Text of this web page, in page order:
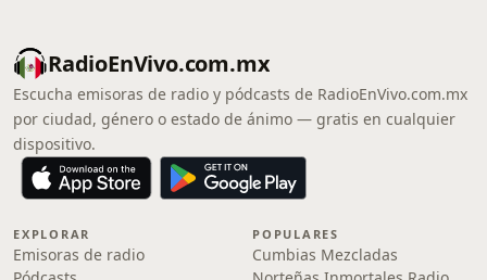
RadioEnVivo.com.mx
Escucha emisoras de radio y pódcasts de RadioEnVivo.com.mx
por ciudad, género o estado de ánimo — gratis en cualquier
dispositivo.
EXPLORAR
Emisoras de radio
POPULARES
Cumbias Mezcladas